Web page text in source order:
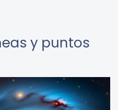
y puntos